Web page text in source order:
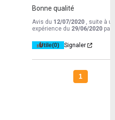
Bonne qualité
Avis du 12/07/2020 , suite à
expérience du 29/06/2020 par
Utile(0) Signaler
1